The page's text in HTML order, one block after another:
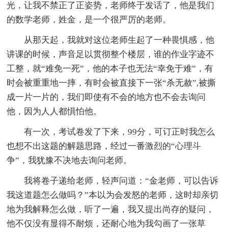
光，让我不禁正了正姿势，老师终于发话了，他是我们
的数学老师，姓金，是一个很严厉的老师。
从那天起，我就对这位老师生起了一种畏惧感，他
讲课的时候，声音足以贯彻整个楼层，谁的作业字迹不
工整，就“难免一死”，他的本子也无法“幸免于难”，有
时会被重重地一摔，有时会被直接下一张“杀无赦”,被撕
成一片一片的，我们即使有不会的地方也不会去询问
他，因为人人都惧怕他。
有一次，考试卷发了下来，99分，可订正时我怎么
也想不出这题的解题思路，经过一番激烈的“心理斗
争”，我犹豫不决地去询问老师。
我将卷子递给老师，轻声问道：“金老师，可以告诉
我这道题怎么做吗？”本以为会发怒的老师，这时却亲切
地为我解释怎么做，听了一遍，我又提出尚存的疑问，
他不仅没有显得不耐烦，还耐心地为我勾画了一张草